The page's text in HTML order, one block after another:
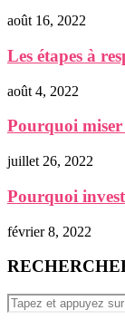
août 16, 2022
Les étapes à
août 4, 2022
Pourquoi miser
juillet 26, 2022
Pourquoi
février 8, 2022